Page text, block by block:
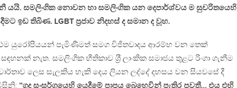
යයි. සමලිංගික නොවන හා සමලිංගික යන දෙපාර්ශ්වය ම සුචරිතයෙහි
ඉඩ තිබිණ. LGBT ප‍්‍රජාව නිදහස් ද සමාන ද වූහ.
යුරෝපීයයන් පැමිණීමත් සමග විජිතවාදය ආරම්භ වන තෙක්
නැත. සමලිංගික භීතිකාව ශ‍්‍රී ලාංකික සමාජය තුළට රිංගා ගැනීම
ලෙස සැලකිය හැකි දෙය ලියන ලද්දේ දහසය වන සියවසේ දී
”ගුද සංසර්ගයෙහි යෙදීමේ පාපය බෙහෙවින් පැතිර පවතී… එය එහි